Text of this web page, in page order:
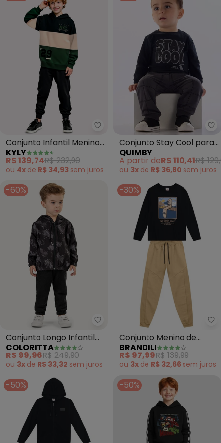
Kyly - Conjunto Infantil Menino
Conjunto Infantil Menino
em Algodão (Preto)
KYLY
R$ 139,74R$ 232,90
ou 4x de R$ 34,93 sem juros
Conjunto Stay Cool para
Bebê Menino Preto
QUIMBY
A partir deR$ 110,41R$
ou 3x de R$ 36,80 sem juros
-60%
Colorittá - Conjunto Longo
Conjunto Longo Infantil
Menino Estampado
(Preto)
COLORITTÁ
R$ 99,96R$ 249,90
ou 3x de R$ 33,32 sem juros
-30%
Conjunto Menino de
Skate (Natural)
BRANDILI
R$ 97,99R$ 139,99
ou 3x de R$ 32,66 sem juros
-50% -50%